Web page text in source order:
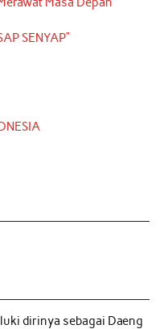
SENYAP”
dirinya sebagai Daeng